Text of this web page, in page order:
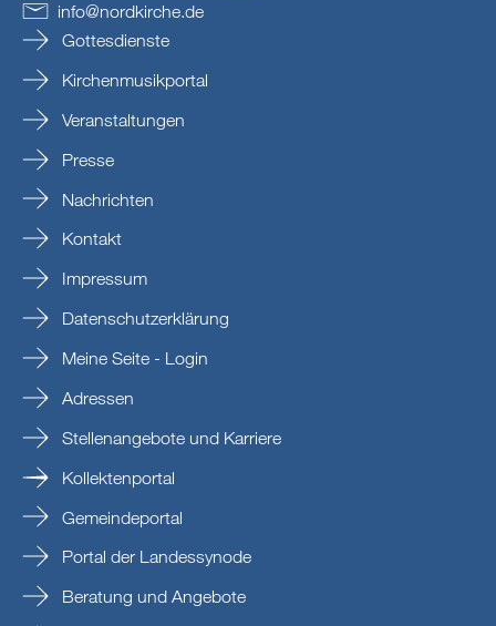
info@nordkirche.de
Gottesdienste
Kirchenmusikportal
Veranstaltungen
Presse
Nachrichten
Kontakt
Impressum
Datenschutzerklärung
Meine Seite - Login
Adressen
Stellenangebote und Karriere
Kollektenportal
Gemeindeportal
Portal der Landessynode
Beratung und Angebote